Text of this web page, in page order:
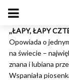
,,ŁAPY, ŁAPY
Opowiada o
na świecie –
znana i lubiana
Wspaniała